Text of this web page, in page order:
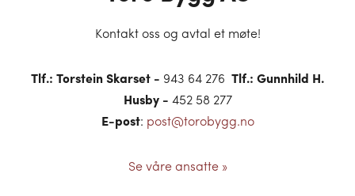
Kontakt oss og avtal et møte!
Tlf.: Torstein Skarset - 943 64 276 Tlf.: Gunnhild H.
Husby - 452 58 277
E-post: post@torobygg.no
Se våre ansatte »